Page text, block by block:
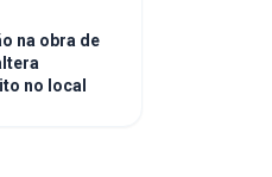
na obra de
no local